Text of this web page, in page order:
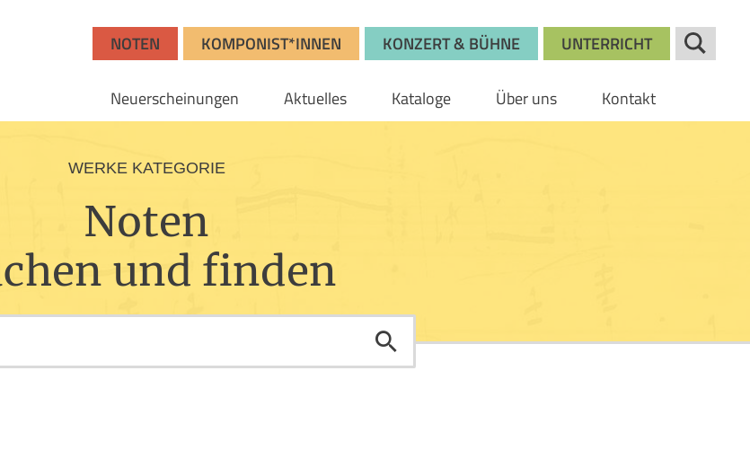
NOTEN KOMPONIST*INNEN KONZERT & BÜHNE UNTERRICHT
Neuerscheinungen Aktuelles Kataloge Über uns Kontakt
WERKE KATEGORIE
Noten
und finden